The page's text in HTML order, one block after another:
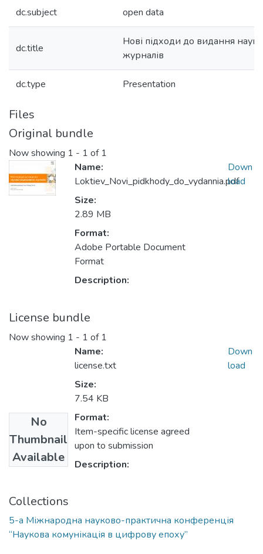
dc.subject open data
dc.title
Нові підходи до видання
журналів
dc.type Presentation
Files
Original bundle
Now showing 1 - 1 of 1
Name:
Loktiev_Novi_pidkhody_do_vydannia.pdf
Size:
2.89 MB
Format:
Adobe Portable Document
Format
Description:
Down
load
License bundle
Now showing 1 - 1 of 1
No
Thumbnail
Available
Name:
license.txt
Size:
7.54 KB
Format:
Item-specific license agreed
upon to submission
Description:
Down
load
Collections
5-а Міжнародна науково-практична конференція
“Наукова комунікація в цифрову епоху”